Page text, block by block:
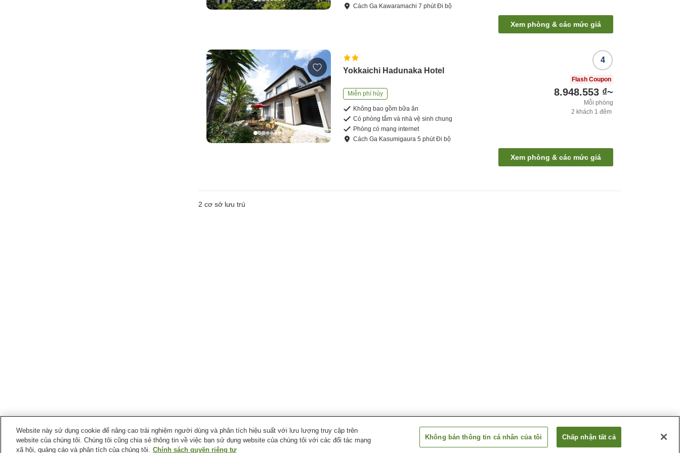
CáchGa Kawaramachi 7 phútĐi bộ
Xem phòng & các mức giá
Yokkaichi Hadunaka Hotel
Miễn phí hủy
Không bao gồm bữa ăn
Có phòng tắm và nhà vệ sinh chung
Phòng có mạng internet
CáchGa Kasumigaura 5 phútĐi bộ
4
Flash Coupon
8.948.553 ₫~
Mỗi phòng
2 khách 1 đêm
Xem phòng & các mức giá
2 cơ sở lưu trú
Website này sử dụng cookie để nâng cao trải nghiệm người dùng và phân tích hiệu suất với lưu lượng truy cập trên
website của chúng tôi. Chúng tôi cũng chia sẻ thông tin về việc bạn sử dụng website của chúng tôi với các đối tác mạng
xã hội, quảng cáo và phân tích của chúng tôi. Chính sách quyền riêng tư
Không bán thông tin cá nhân của tôi Chấp nhận tất cả